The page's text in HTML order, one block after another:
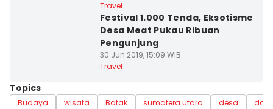
Travel
Festival 1.000 Tenda, Eksotisme
Desa Meat Pukau Ribuan
Pengunjung
30 Jun 2019, 15:09 WIB
Travel
Topics
Budaya wisata Batak sumatera utara desa